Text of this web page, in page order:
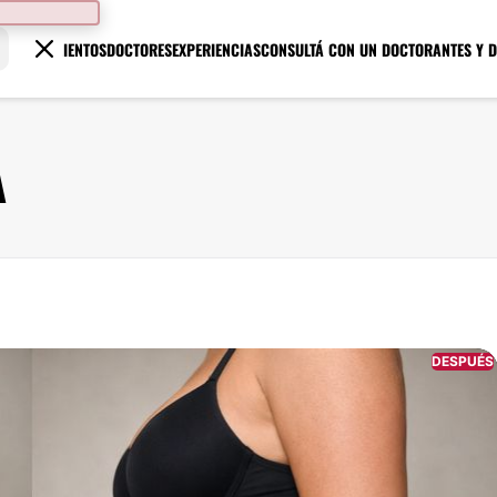
TRATAMIENTOSDOCTORESEXPERIENCIASCONSULTÁ CON UN DOCTORANTES Y
DESPUÉS